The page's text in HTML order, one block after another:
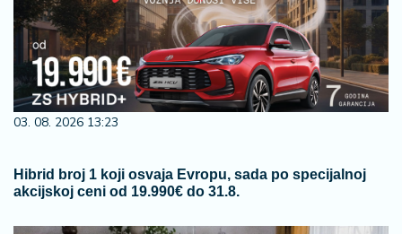
03. 08. 2026 13:23
Hibrid broj 1 koji osvaja Evropu, sada po specijalnoj
akcijskoj ceni od 19.990€ do 31.8.